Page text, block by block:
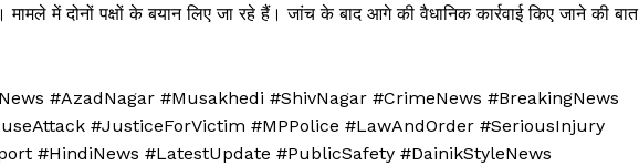
News Week
Magazine PRO
में दोनों पक्षों के बयान लिए जा रहे हैं। जांच के बाद आगे की वैधानिक कार्रवाई किए जाने की बात
#AzadNagar #Musakhedi #ShivNagar #CrimeNews #BreakingNews
#JusticeForVictim #MPPolice #LawAndOrder #SeriousInjury
#HindiNews #LatestUpdate #PublicSafety #DainikStyleNews